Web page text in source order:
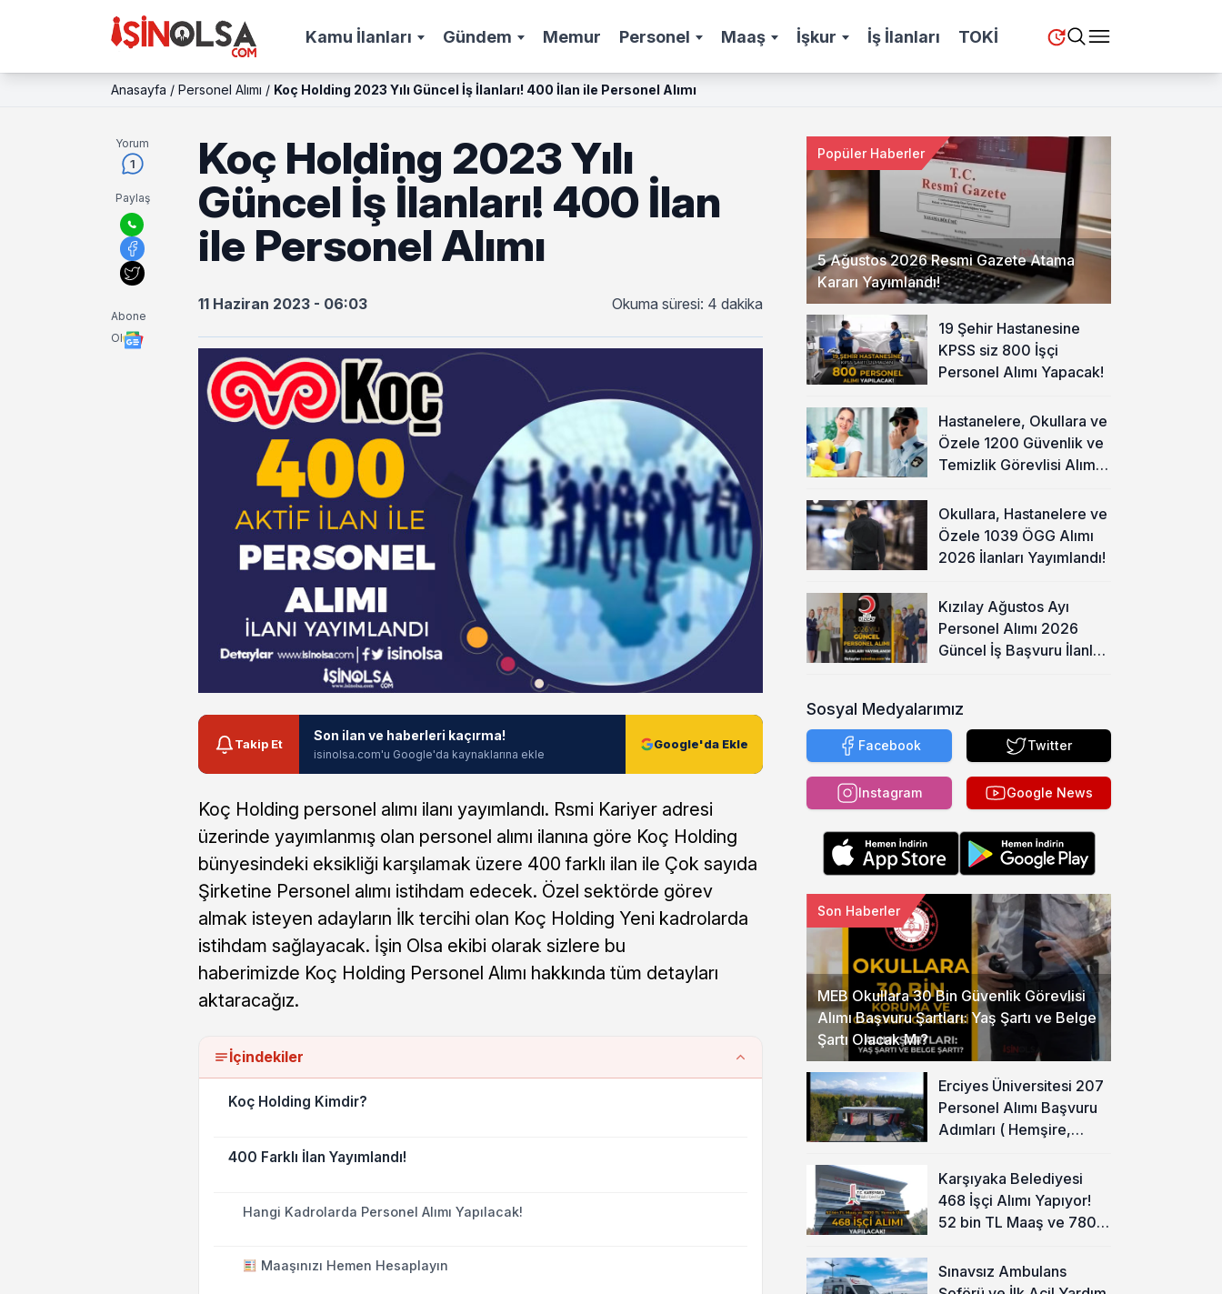
Kamu İlanları Gündem Memur Personel Maaş İşkur İş İlanları TOKİ
Anasayfa / Personel Alımı / Koç Holding 2023 Yılı Güncel İş İlanları! 400 İlan ile Personel Alımı
Yorum
1
Paylaş
Abone
Ol
Koç Holding 2023 Yılı
Güncel İş İlanları! 400 İlan
ile Personel Alımı
11 Haziran 2023 - 06:03 Okuma süresi: 4 dakika
Takip Et
Son ilan ve haberleri kaçırma!
isinolsa.com'u Google'da kaynaklarına ekle
Google'da Ekle
Koç Holding personel alımı ilanı yayımlandı. Rsmi Kariyer adresi
üzerinde yayımlanmış olan personel alımı ilanına göre Koç Holding
bünyesindeki eksikliği karşılamak üzere 400 farklı ilan ile Çok sayıda
Şirketine Personel alımı istihdam edecek. Özel sektörde görev
almak isteyen adayların İlk tercihi olan Koç Holding Yeni kadrolarda
istihdam sağlayacak. İşin Olsa ekibi olarak sizlere bu
haberimizde Koç Holding Personel Alımı hakkında tüm detayları
aktaracağız.
İçindekiler
Koç Holding Kimdir?
400 Farklı İlan Yayımlandı!
Hangi Kadrolarda Personel Alımı Yapılacak!
Maaşınızı Hemen Hesaplayın
5 Ağustos 2026 Resmi Gazete Atama
Kararı Yayımlandı!
Popüler Haberler
19 Şehir Hastanesine
KPSS siz 800 İşçi
Personel Alımı Yapacak!
Hastanelere, Okullara ve
Özele 1200 Güvenlik ve
Temizlik Görevlisi Alımı
Okullara, Hastanelere ve
Özele 1039 ÖGG Alımı
2026 İlanları Yayımlandı!
Kızılay Ağustos Ayı
Personel Alımı 2026
Güncel İş Başvuru İlanları
Sosyal Medyalarımız
Facebook Twitter
Instagram Google News
MEB Okullara 30 Bin Güvenlik Görevlisi
Alımı Başvuru Şartları: Yaş Şartı ve Belge
Şartı Olacak Mı?
Son Haberler
Erciyes Üniversitesi 207
Personel Alımı Başvuru
Adımları ( Hemşire,
Karşıyaka Belediyesi
468 İşçi Alımı Yapıyor!
52 bin TL Maaş ve 7800
Sınavsız Ambulans